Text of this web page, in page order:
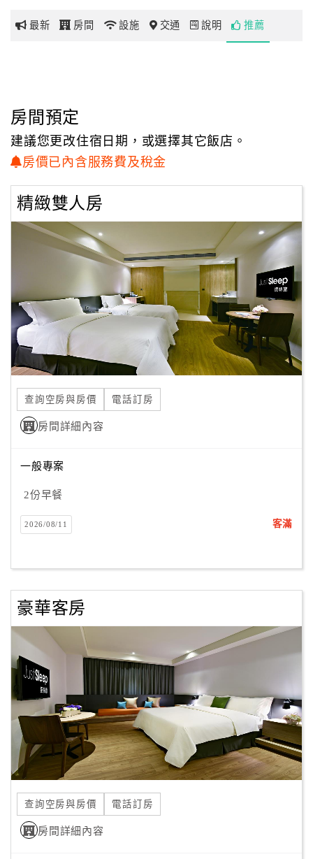
玩
地
圖
顧
務
滿
意
度
訂
單
管
理
員
戶
客
服
聯
單
線
上
客
服
紅
利
查
客房採用國際級的Wellspring床墊及頂級的淋浴設備，
生活資訊。
最新 房間 設施 交通 說明 推薦
房間預定
建議您更改住宿日期，或選擇其它飯店。
房價已內含服務費及稅金
精緻雙人房
查詢空房與房價 電話訂房
房間詳細內容
一般專案
2份早餐
2026/08/11 客滿
豪華客房
查詢空房與房價 電話訂房
房間詳細內容